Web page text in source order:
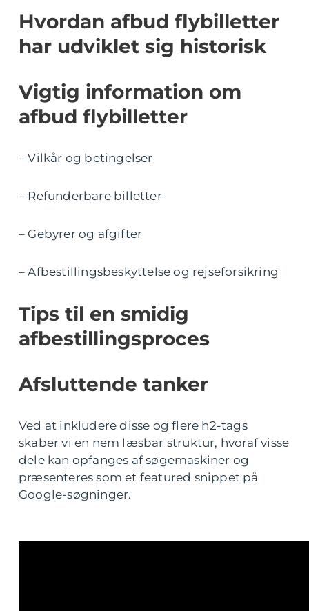
Hvordan afbud flybilletter
har udviklet sig historisk
Vigtig information om
afbud flybilletter
– Vilkår og betingelser
– Refunderbare billetter
– Gebyrer og afgifter
– Afbestillingsbeskyttelse og rejseforsikring
Tips til en smidig
afbestillingsproces
Afsluttende tanker
Ved at inkludere disse og flere h2-tags
skaber vi en nem læsbar struktur, hvoraf visse
dele kan opfanges af søgemaskiner og
præsenteres som et featured snippet på
Google-søgninger.